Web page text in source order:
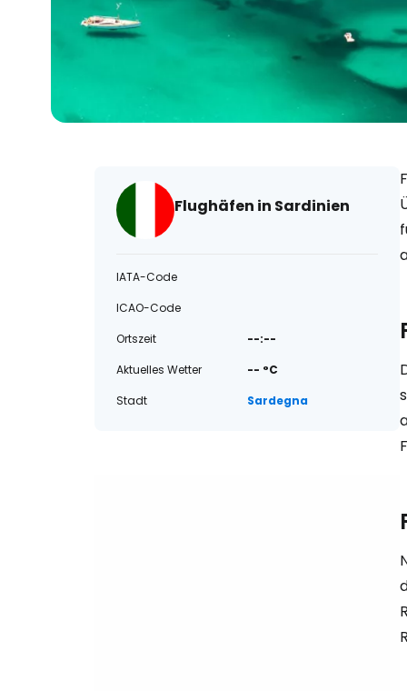
Flughäfen in Sardinien
IATA-Code
ICAO-Code
Ortszeit
--:--
Aktuelles Wetter
-- °C
Stadt
Sardegna